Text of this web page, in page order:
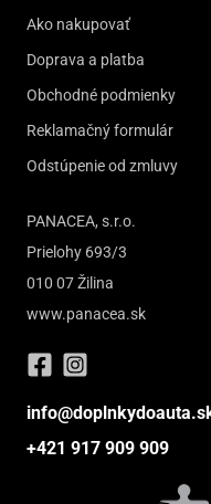
Ako nakupovať
Doprava a platba
Obchodné podmienky
Reklamačný formulár
Odstúpenie od zmluvy
PANACEA, s.r.o.
Prielohy 693/3
010 07 Žilina
www.panacea.sk
+421 917 909 909